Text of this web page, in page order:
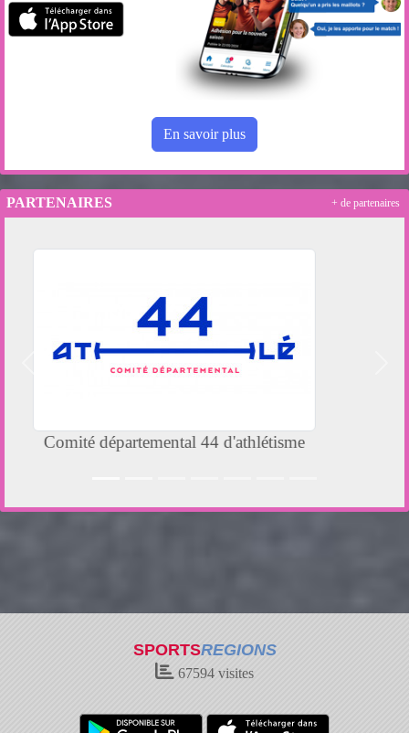
En savoir plus
PARTENAIRES
Initiatives-Coeur
+ de partenaires
SPORTSREGIONS
67594 visites